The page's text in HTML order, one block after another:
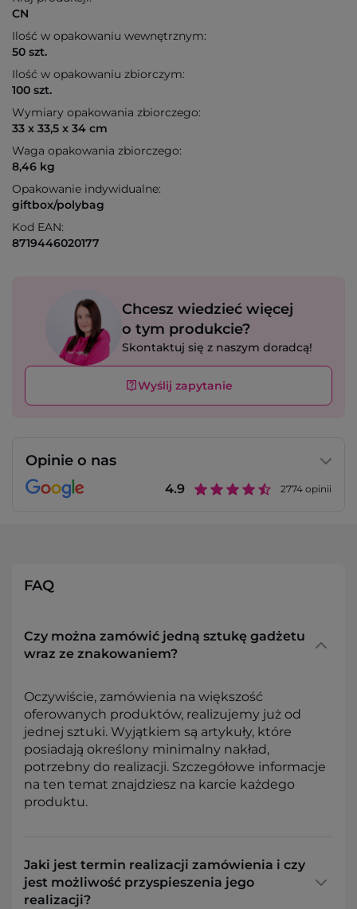
CN
Ilość w opakowaniu wewnętrznym:
50 szt.
Ilość w opakowaniu zbiorczym:
100 szt.
Wymiary opakowania zbiorczego:
33 x 33,5 x 34 cm
Waga opakowania zbiorczego:
8,46 kg
Opakowanie indywidualne:
giftbox/polybag
Kod EAN:
8719446020177
Chcesz wiedzieć więcej
o tym produkcie?
Skontaktuj się z naszym doradcą!
Wyślij zapytanie
Opinie o nas
4.9 2774 opinii
FAQ
Czy można zamówić jedną sztukę gadżetu
wraz ze znakowaniem?
Oczywiście, zamówienia na większość
oferowanych produktów, realizujemy już od
jednej sztuki. Wyjątkiem są artykuły, które
posiadają określony minimalny nakład,
potrzebny do realizacji. Szczegółowe informacje
na ten temat znajdziesz na karcie każdego
produktu.
Jaki jest termin realizacji zamówienia i czy
jest możliwość przyspieszenia jego
realizacji?